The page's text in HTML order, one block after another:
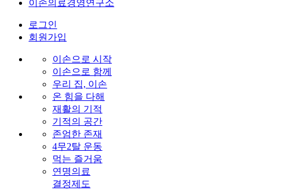
이손의료경영연구소
로그인
회원가입
이손으로 시작
이손으로 함께
우리 집, 이손
온 힘을 다해
재활의 기적
기적의 공간
존엄한 존재
4무2탈 운동
먹는 즐거움
연명의료
결정제도